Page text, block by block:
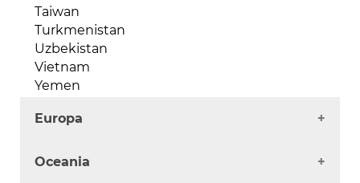
Tunisia
Uganda
Zambia
Zimbabwe
Taiwan
Turkmenistan
Uzbekistan
Vietnam
Yemen
Europa
Andorra
Oceania